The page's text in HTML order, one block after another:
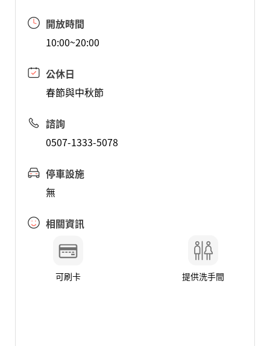
開放時間
10:00~20:00
公休日
春節與中秋節
諮詢
0507-1333-5078
停車設施
無
相關資訊
可刷卡 提供洗手間